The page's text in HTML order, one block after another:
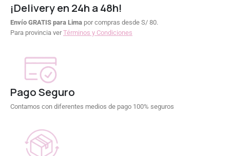
¡Delivery en 24h a 48h!
Envío GRATIS para Lima por compras desde S/ 80.
Para provincia verTérminos y Condiciones
Pago Seguro
Contamos con diferentes medios de pago 100% seguros